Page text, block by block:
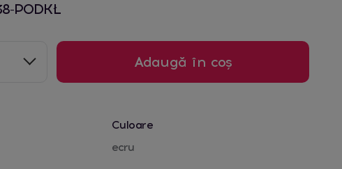
PODKŁ
Adaugă în coș
Culoare
ecru